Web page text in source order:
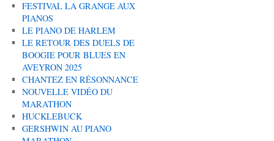
FESTIVAL LA GRANGE AUX
PIANOS
LE PIANO DE HARLEM
LE RETOUR DES DUELS DE
BOOGIE POUR BLUES EN
AVEYRON 2025
CHANTEZ EN RÉSONNANCE
NOUVELLE VIDÉO DU
MARATHON
HUCKLEBUCK
GERSHWIN AU PIANO